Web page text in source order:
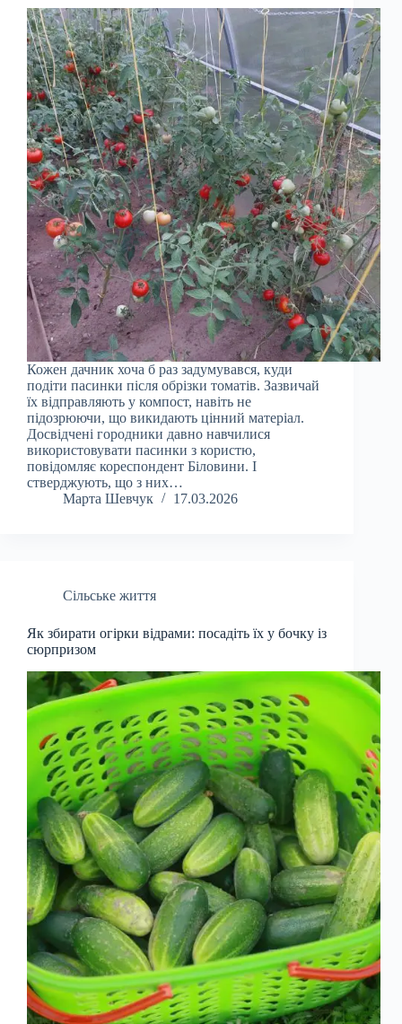
Кожен дачник хоча б раз задумувався, куди
подіти пасинки після обрізки томатів. Зазвичай
їх відправляють у компост, навіть не
підозрюючи, що викидають цінний матеріал.
Досвідчені городники давно навчилися
використовувати пасинки з користю,
повідомляє кореспондент Біловини. І
стверджують, що з них…
Марта Шевчук
17.03.2026
Сільське життя
Як збирати огірки відрами: посадіть їх у бочку із
сюрпризом